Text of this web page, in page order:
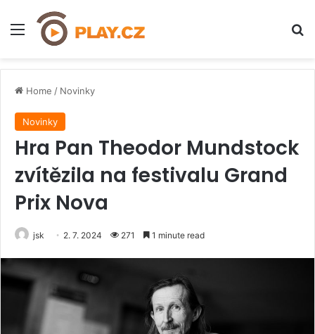
Menu
Home / Novinky
Novinky
Hra Pan Theodor Mundstock
zvítězila na festivalu Grand
Prix Nova
jsk 2. 7. 2024 271 1 minute read